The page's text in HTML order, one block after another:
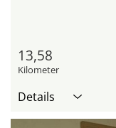
13,58
Kilometer
Details